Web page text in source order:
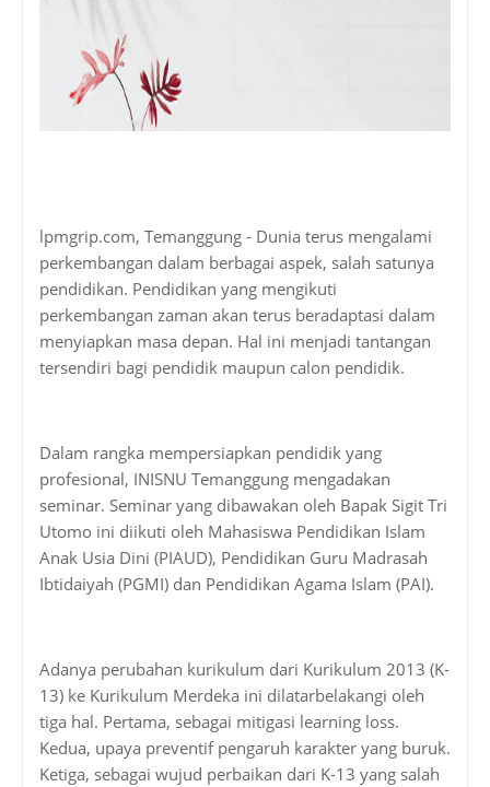
lpmgrip.com, Temanggung - Dunia terus mengalami
perkembangan dalam berbagai aspek, salah satunya
pendidikan. Pendidikan yang mengikuti
perkembangan zaman akan terus beradaptasi dalam
menyiapkan masa depan. Hal ini menjadi tantangan
tersendiri bagi pendidik maupun calon pendidik.
Dalam rangka mempersiapkan pendidik yang
profesional, INISNU Temanggung mengadakan
seminar. Seminar yang dibawakan oleh Bapak Sigit Tri
Utomo ini diikuti oleh Mahasiswa Pendidikan Islam
Anak Usia Dini (PIAUD), Pendidikan Guru Madrasah
Ibtidaiyah (PGMI) dan Pendidikan Agama Islam (PAI).
Adanya perubahan kurikulum dari Kurikulum 2013 (K-
13) ke Kurikulum Merdeka ini dilatarbelakangi oleh
tiga hal. Pertama, sebagai mitigasi learning loss.
Kedua, upaya preventif pengaruh karakter yang buruk.
Ketiga, sebagai wujud perbaikan dari K-13 yang salah